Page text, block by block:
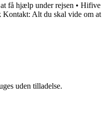
få hjælp under rejsen • Hifive
Kontakt: Alt du skal vide om at
uden tilladelse.